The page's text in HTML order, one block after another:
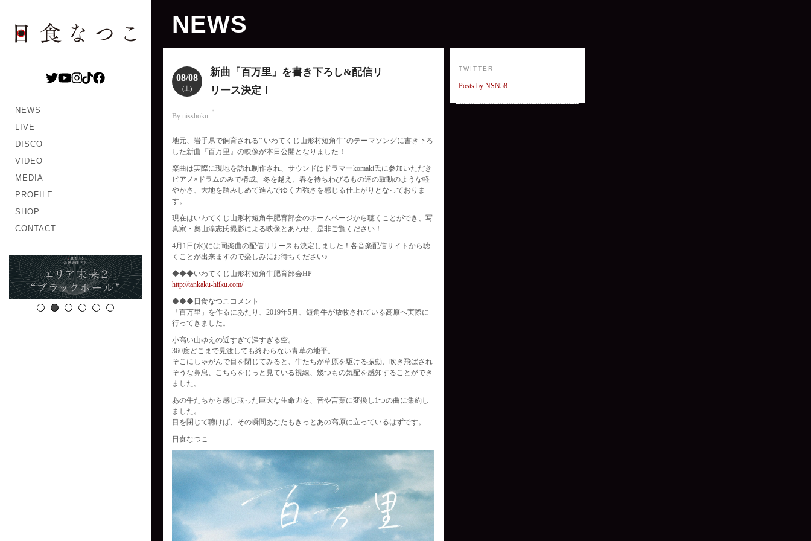
NEWS
LIVE
DISCO
VIDEO
MEDIA
PROFILE
SHOP
CONTACT
NEWS
08/08
(土)
新曲「百万里」を書き下ろし&配信リ
リース決定！
By nisshoku
地元、岩手県で飼育される” いわてくじ山形村短角牛”のテーマソングに書き下ろ
した新曲『百万里』の映像が本日公開となりました！
楽曲は実際に現地を訪れ制作され、サウンドはドラマーkomaki氏に参加いただき
ピアノ×ドラムのみで構成。冬を越え、春を待ちわびるもの達の鼓動のような軽
やかさ、大地を踏みしめて進んでゆく力強さを感じる仕上がりとなっておりま
す。
現在はいわてくじ山形村短角牛肥育部会のホームページから聴くことができ、写
真家・奥山淳志氏撮影による映像とあわせ、是非ご覧ください！
4月1日(水)には同楽曲の配信リリースも決定しました！各音楽配信サイトから聴
くことが出来ますので楽しみにお待ちください♪
◆◆◆いわてくじ山形村短角牛肥育部会HP
http://tankaku-hiiku.com/
◆◆◆日食なつこコメント
「百万里」を作るにあたり、2019年5月、短角牛が放牧されている高原へ実際に
行ってきました。
小高い山ゆえの近すぎて深すぎる空。
360度どこまで見渡しても終わらない青草の地平。
そこにしゃがんで目を閉じてみると、牛たちが草原を駆ける振動、吹き飛ばされ
そうな鼻息、こちらをじっと見ている視線、幾つもの気配を感知することができ
ました。
あの牛たちから感じ取った巨大な生命力を、音や言葉に変換し1つの曲に集約し
ました。
目を閉じて聴けば、その瞬間あなたもきっとあの高原に立っているはずです。
日食なつこ
TWITTER
Posts by NSN58